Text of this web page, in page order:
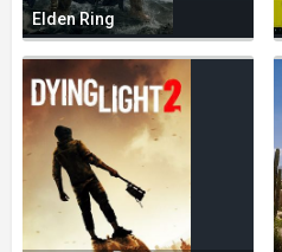
Elden Ring